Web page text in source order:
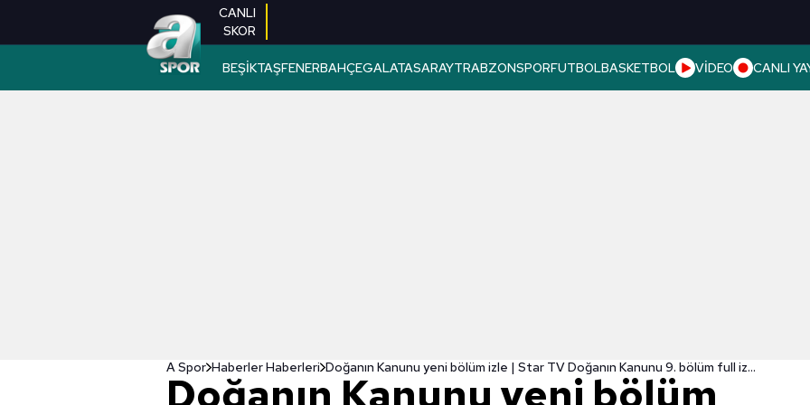
CANLI
SKOR
BEŞİKTAŞFENERBAHÇEGALATASARAYTRABZONSPORFUTBOLBASKETBOL VİDEO CANLI
A Spor Haberler Haberleri Doğanın Kanunu yeni bölüm izle | Star TV Doğanın Kanunu 9. bölüm full izle
Doğanın Kanunu yeni bölüm